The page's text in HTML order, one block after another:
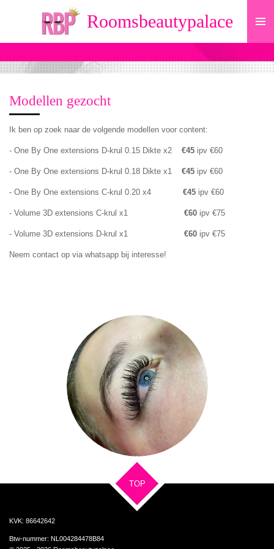
hoofdinhoud
Roomsbeautypalace
Modellen gezocht
Ik ben op zoek naar de volgende modellen voor content:
- One By One extensions D-krul 0.15 Dikte x2 €45 ipv €60
- One By One extensions D-krul 0.18 Dikte x1 €45 ipv €60
- One By One extensions C-krul 0.20 x4 €45 ipv €60
- Volume 3D extensions C-krul x1 €60 ipv €75
- Volume 3D extensions D-krul x1 €60 ipv €75
Neem contact op via whatsapp bij interesse!
TOP
KVK: 86642642
Btw-nummer: NL004284478B84